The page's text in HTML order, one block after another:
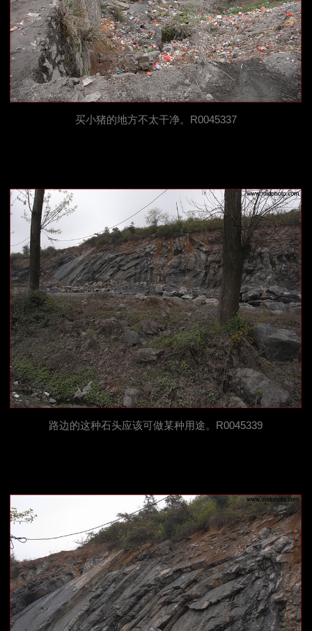
买小猪的地方不太干净。R0045337
路边的这种石头应该可做某种用途。R0045339